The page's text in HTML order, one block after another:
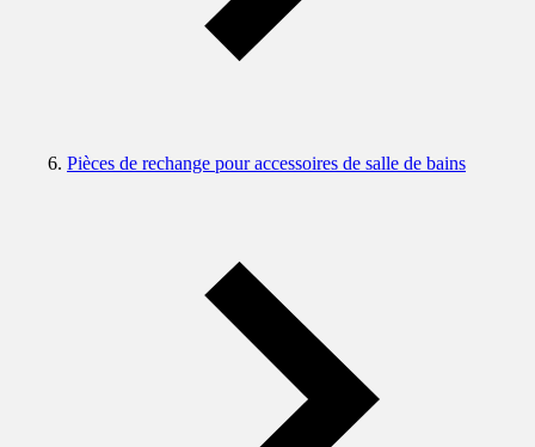
Pièces de rechange pour accessoires de salle de bains